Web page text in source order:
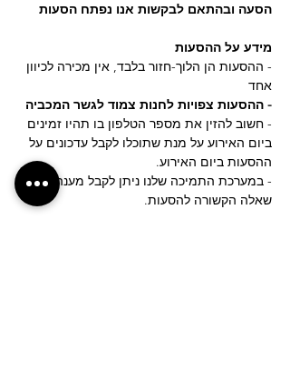
הסעה ובהתאם לבקשות אנו נפתח הסעות
מידע על ההסעות
- ההסעות הן הלוך-חזור בלבד, אין מכירה לכיוון
אחד
- ההסעות צפויות לחנות צמוד לגשר המכביה
- חשוב להזין את מספר הטלפון בו תהיו זמינים
ביום האירוע על מנת שתוכלו לקבל עדכונים על
ההסעות ביום האירוע.
- במערכת התמיכה שלנו ניתן לקבל מענה לכל
שאלה הקשורה להסעות.